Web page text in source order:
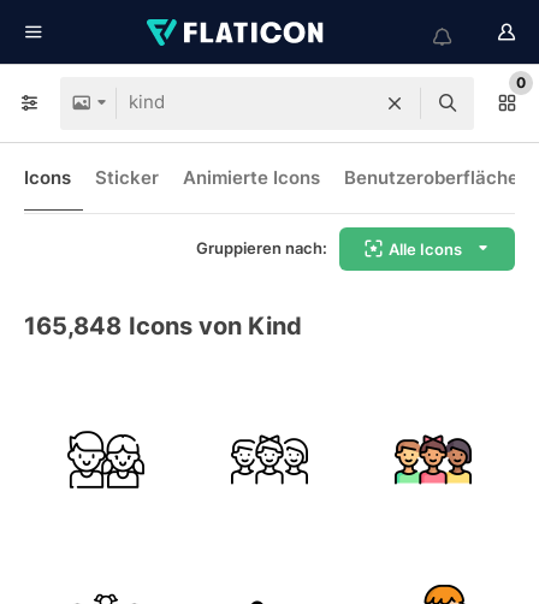
0
Icons Sticker Animierte Icons
Gruppieren nach: Alle Icons
165,848 Icons von Kind